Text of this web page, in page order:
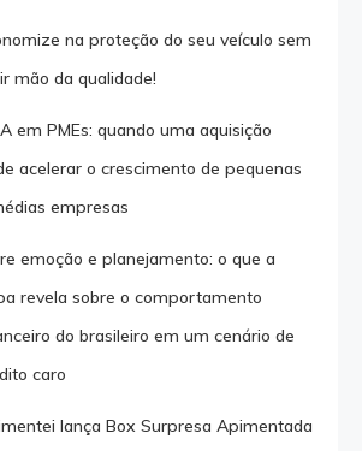
na proteção do seu veículo sem
mão da qualidade!
em PMEs: quando uma aquisição
acelerar o crescimento de pequenas
empresas
emoção e planejamento: o que a
revela sobre o comportamento
do brasileiro em um cenário de
caro
lança Box Surpresa Apimentada